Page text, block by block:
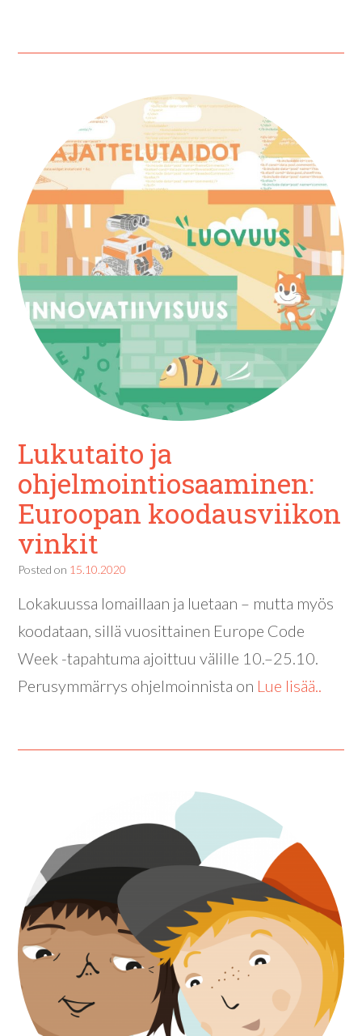
Lukutaito ja
ohjelmointiosaaminen:
Euroopan koodausviikon
vinkit
Posted on 15.10.2020
Lokakuussa lomaillaan ja luetaan – mutta myös
koodataan, sillä vuosittainen Europe Code
Week -tapahtuma ajoittuu välille 10.–25.10.
Perusymmärrys ohjelmoinnista on Lue lisää..